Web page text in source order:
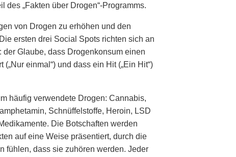
„Fakten über Drogen“-Programms.
von Drogen zu erhöhen und den
ersten drei Social Spots richten sich an
Glaube, dass Drogenkonsum einen
einmal“) und dass ein Hit („Ein Hit“)
häufig verwendete Drogen: Cannabis,
Schnüffelstoffe, Heroin, LSD
Die Botschaften werden
auf eine Weise präsentiert, durch die
fühlen, dass sie zuhören werden. Jeder